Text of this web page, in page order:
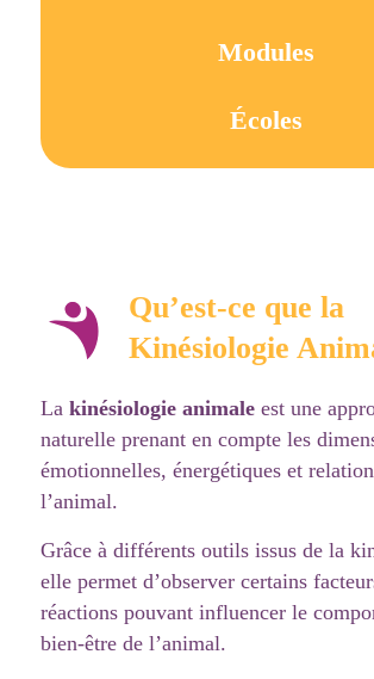
Modules
Écoles
Qu’est-ce que la
Kinésiologie
La kinésiologie animaleest une
naturelle prenant en compte les
émotionnelles, énergétiques et
l’animal.
Grâce à différents outils issus de la
elle permet d’observer certains
réactions pouvant influencer le
bien-être de l’animal.